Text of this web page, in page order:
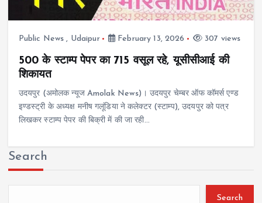
Public News , Udaipur February 13, 2026 307 views
500 के स्टाम्प पेपर का 715 वसूल रहे, यूसीसीआई की
शिकायत
उदयपुर (अमोलक न्यूज Amolak News)। उदयपुर चेम्बर ऑफ कॉमर्स एण्ड
इण्डस्ट्री के अध्यक्ष मनीष गलूंडिया ने कलेक्टर (स्टाम्प), उदयपुर को पत्र
लिखकर स्टाम्प पेपर की बिक्री में की जा रही…
Search
Search